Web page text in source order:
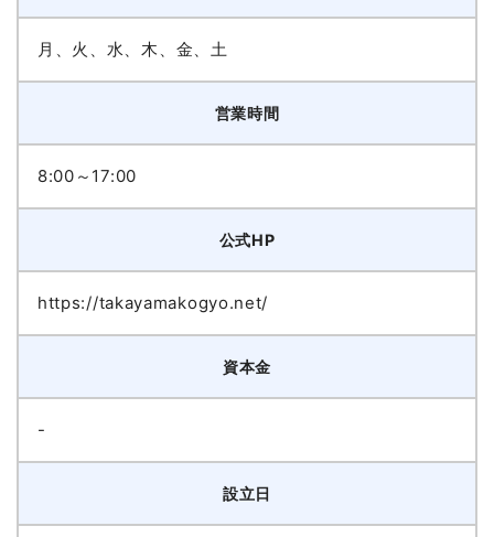
月、火、水、木、金、土
営業時間
8:00～17:00
公式HP
https://takayamakogyo.net/
資本金
-
設立日